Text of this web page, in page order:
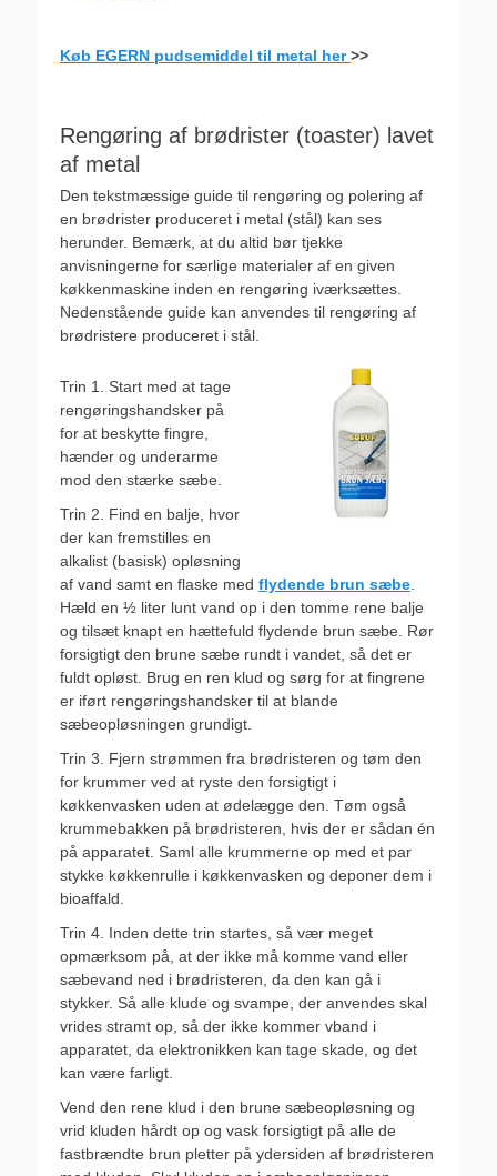
Køb EGERN pudsemiddel til metal her>>
Rengøring af brødrister (toaster) lavet
af metal
Den tekstmæssige guide til rengøring og polering af
en brødrister produceret i metal (stål) kan ses
herunder. Bemærk, at du altid bør tjekke
anvisningerne for særlige materialer af en given
køkkenmaskine inden en rengøring iværksættes.
Nedenstående guide kan anvendes til rengøring af
brødristere produceret i stål.
Trin 1. Start med at tage
rengøringshandsker på
for at beskytte fingre,
hænder og underarme
mod den stærke sæbe.
Trin 2. Find en balje, hvor
der kan fremstilles en
alkalist (basisk) opløsning
af vand samt en flaske med flydende brun sæbe
Hæld en ½ liter lunt vand op i den tomme rene balje
og tilsæt knapt en hættefuld flydende brun sæbe. Rør
forsigtigt den brune sæbe rundt i vandet, så det er
fuldt opløst. Brug en ren klud og sørg for at fingrene
er iført rengøringshandsker til at blande
sæbeopløsningen grundigt.
Trin 3. Fjern strømmen fra brødristeren og tøm den
for krummer ved at ryste den forsigtigt i
køkkenvasken uden at ødelægge den. Tøm også
krummebakken på brødristeren, hvis der er sådan én
på apparatet. Saml alle krummerne op med et par
stykke køkkenrulle i køkkenvasken og deponer dem i
bioaffald.
Trin 4. Inden dette trin startes, så vær meget
opmærksom på, at der ikke må komme vand eller
sæbevand ned i brødristeren, da den kan gå i
stykker. Så alle klude og svampe, der anvendes skal
vrides stramt op, så der ikke kommer vband i
apparatet, da elektronikken kan tage skade, og det
kan være farligt.
Vend den rene klud i den brune sæbeopløsning og
vrid kluden hårdt op og vask forsigtigt på alle de
fastbrændte brun pletter på ydersiden af brødristeren